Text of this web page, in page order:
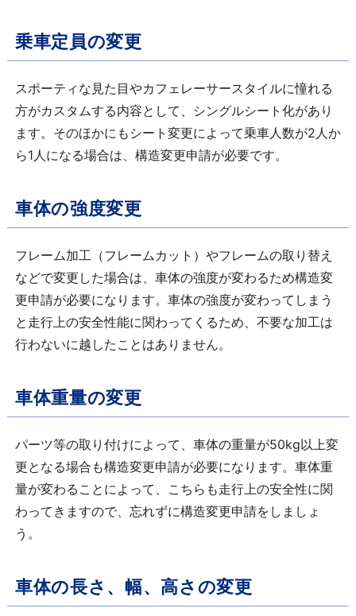
乗車定員の変更
スポーティな見た目やカフェレーサースタイルに憧れる
方がカスタムする内容として、シングルシート化があり
ます。そのほかにもシート変更によって乗車人数が2人か
ら1人になる場合は、構造変更申請が必要です。
車体の強度変更
フレーム加工（フレームカット）やフレームの取り替え
などで変更した場合は、車体の強度が変わるため構造変
更申請が必要になります。車体の強度が変わってしまう
と走行上の安全性能に関わってくるため、不要な加工は
行わないに越したことはありません。
車体重量の変更
パーツ等の取り付けによって、車体の重量が50kg以上変
更となる場合も構造変更申請が必要になります。車体重
量が変わることによって、こちらも走行上の安全性に関
わってきますので、忘れずに構造変更申請をしましょ
う。
車体の長さ、幅、高さの変更